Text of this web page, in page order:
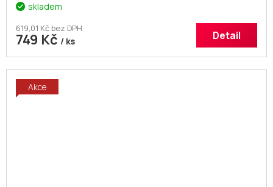
skladem
619,01 Kč bez DPH
749 Kč / ks Detail
Akce